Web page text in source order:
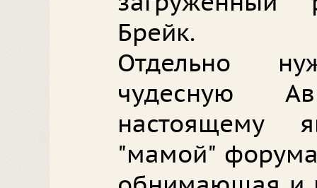
Брейк.
Отдельно
чудесную
настоящему
"мамой"